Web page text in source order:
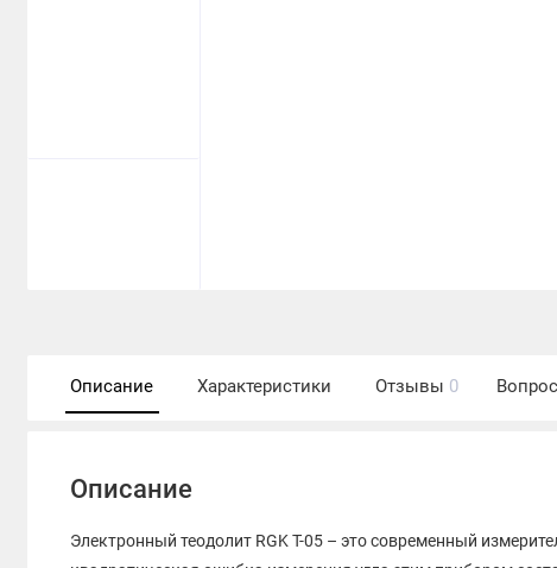
Описание Характеристики Отзывы 0
Описание
Электронный теодолит RGK T-05 – это современный